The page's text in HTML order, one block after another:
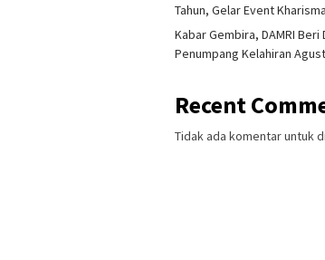
Tahun, Gelar Event
Kabar Gembira, DAMRI
Penumpang Kelahiran
Recent
Tidak ada komentar untuk